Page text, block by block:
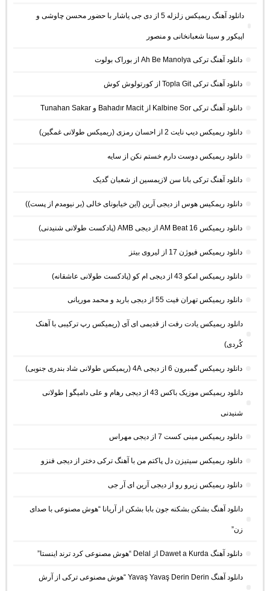
دانلود آهنگ ریمیکس زلزله 5 از دی جی یاشار با حضور محسن چاوشی و
اپیکور و سینا شعبانخانی و منصور
دانلود آهنگ ترکی Ah Be Manolya از بوراک بولوت
دانلود آهنگ ترکی Topla Git از کورتولوش کوش
دانلود آهنگ ترکی Kalbine Sor از Bahadır Macit و Tunahan Sakar
دانلود ریمیکس دیپ نایت 2 از احسان رمزی (ریمیکس طولانی غمگین)
دانلود ریمیکس دوست دارم خستم نکن از سایه
دانلود آهنگ ترکی بانا سن لازیمسین از شعبان گدیک
دانلود ریمکیس هوس از دیجی آرین (این خیابونای خالی (بر نیومدم از پست))
دانلود ریمیکس AM Beat 16 از دیجی AMB (پادکست طولانی شنیدنی)
دانلود ریمیکس فیوژن 17 از لیروی بیتز
دانلود ریمیکس امکو 43 از دیجی ام کو (پادکست طولانی عاشقانه)
دانلود ریمیکس تهران فیت 55 از دیجی باربد و محمد موریانی
دانلود ریمیکس یادت رفت از قدیمی ای آی (ریمیکس رپ ترکیبی با آهنک
کُردی)
دانلود ریمیکس گمبرون 6 از دیجی 4A (ریمیکس طولانی شاد بندری جنوبی)
دانلود ریمیکس موزیک باکس 43 از دیجی رهام و علی دامیگو | طولانی
شنیدنی
دانلود ریمیکس مینی کست 7 از دیجی مهراس
دانلود ریمیکس سیتیزن دل پاکتم من با آهنگ ترکی دختر از دیجی فنزو
دانلود ریمیکس زیرو رو از دیجی آرین ای آر جی
دانلود آهنگ بشکن بشکنه جون بابا بشکن از آریانا “هوش مصنوعی با صدای
زن”
دانلود آهنگ Dawet a Kurda از Delal “هوش مصنوعی کرد ترند اینستا”
دانلود آهنگ Yavaş Yavaş Derin Derin “هوش مصنوعی ترکی از آرش